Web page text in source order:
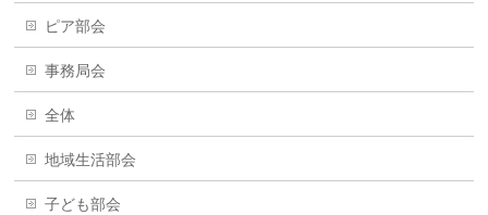
ピア部会
事務局会
全体
地域生活部会
子ども部会